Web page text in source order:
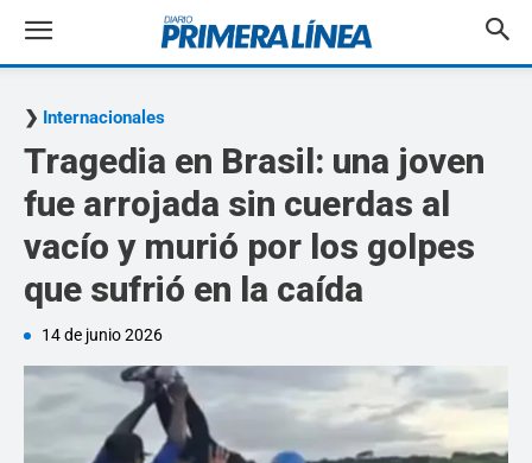
Internacionales
Tragedia en Brasil: una joven
fue arrojada sin cuerdas al
vacío y murió por los golpes
que sufrió en la caída
14 de junio 2026